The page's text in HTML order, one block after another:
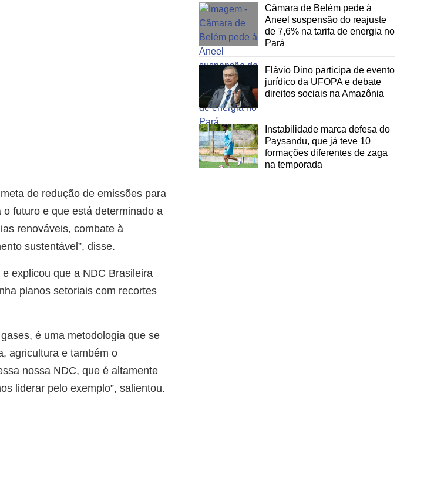
de redução de emissões para
futuro e que está determinado a
renováveis, combate à
sustentável”, disse.
explicou que a NDC Brasileira
planos setoriais com recortes
é uma metodologia que se
agricultura e também o
nossa NDC, que é altamente
liderar pelo exemplo”, salientou.
Câmara de Belém pede à
Aneel suspensão do reajuste
de 7,6% na tarifa de energia no
Pará
Flávio Dino participa de evento
jurídico da UFOPA e debate
direitos sociais na Amazônia
Instabilidade marca defesa do
Paysandu, que já teve 10
formações diferentes de zaga
na temporada